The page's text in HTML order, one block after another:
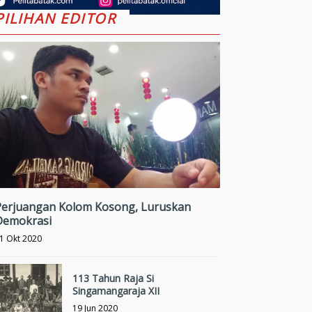
EDITOR
Kolom Kosong, Luruskan
Okt 2020
113 Tahun Raja Si
Singamangaraja XII
19 Jun 2020